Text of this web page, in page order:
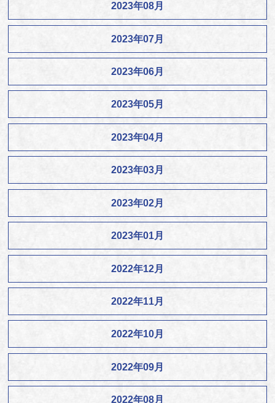
2023年08月
2023年07月
2023年06月
2023年05月
2023年04月
2023年03月
2023年02月
2023年01月
2022年12月
2022年11月
2022年10月
2022年09月
2022年08月